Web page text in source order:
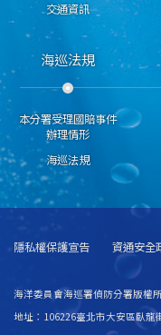
交通資訊
海巡法規
本分署受理國賠事件
辦理情形
海巡法規
隱私權保護宣告 資通安全
海洋委員會海巡署偵防分署版權
地址：106226臺北市大安區臥